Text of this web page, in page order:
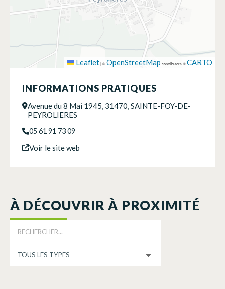
Leaflet|©OpenStreetMap contributors ©CARTO
INFORMATIONS PRATIQUES
Avenue du 8 Mai 1945, 31470, SAINTE-FOY-DE-
PEYROLIERES
05 61 91 73 09
Voir le site web
À DÉCOUVRIR À PROXIMITÉ